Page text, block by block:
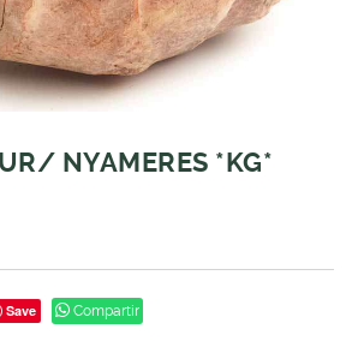
NYAMERES *KG*
Save Compartir